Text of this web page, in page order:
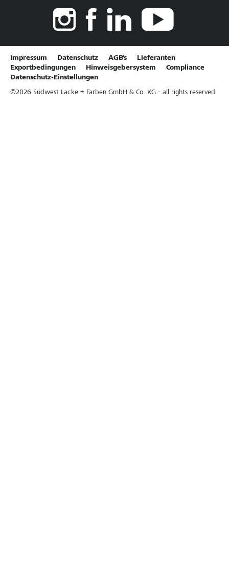
Impressum Datenschutz AGB's
Lieferanten
Exportbedingungen
Hinweisgebersystem
Compliance
Datenschutz-Einstellungen
©2026 Südwest Lacke + Farben GmbH & Co. KG - all rights reserved